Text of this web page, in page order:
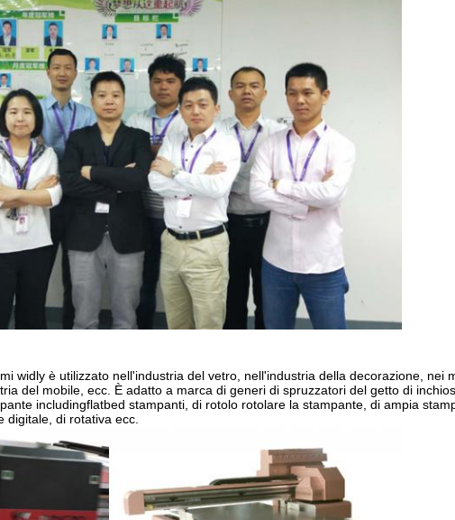
widly è utilizzato nell'industria del vetro, nell'industria della decorazione, nei
del mobile, ecc. È adatto a marca di generi di spruzzatori del getto di
includingflatbed stampanti, di rotolo rotolare la stampante, di ampia
digitale, di rotativa ecc.